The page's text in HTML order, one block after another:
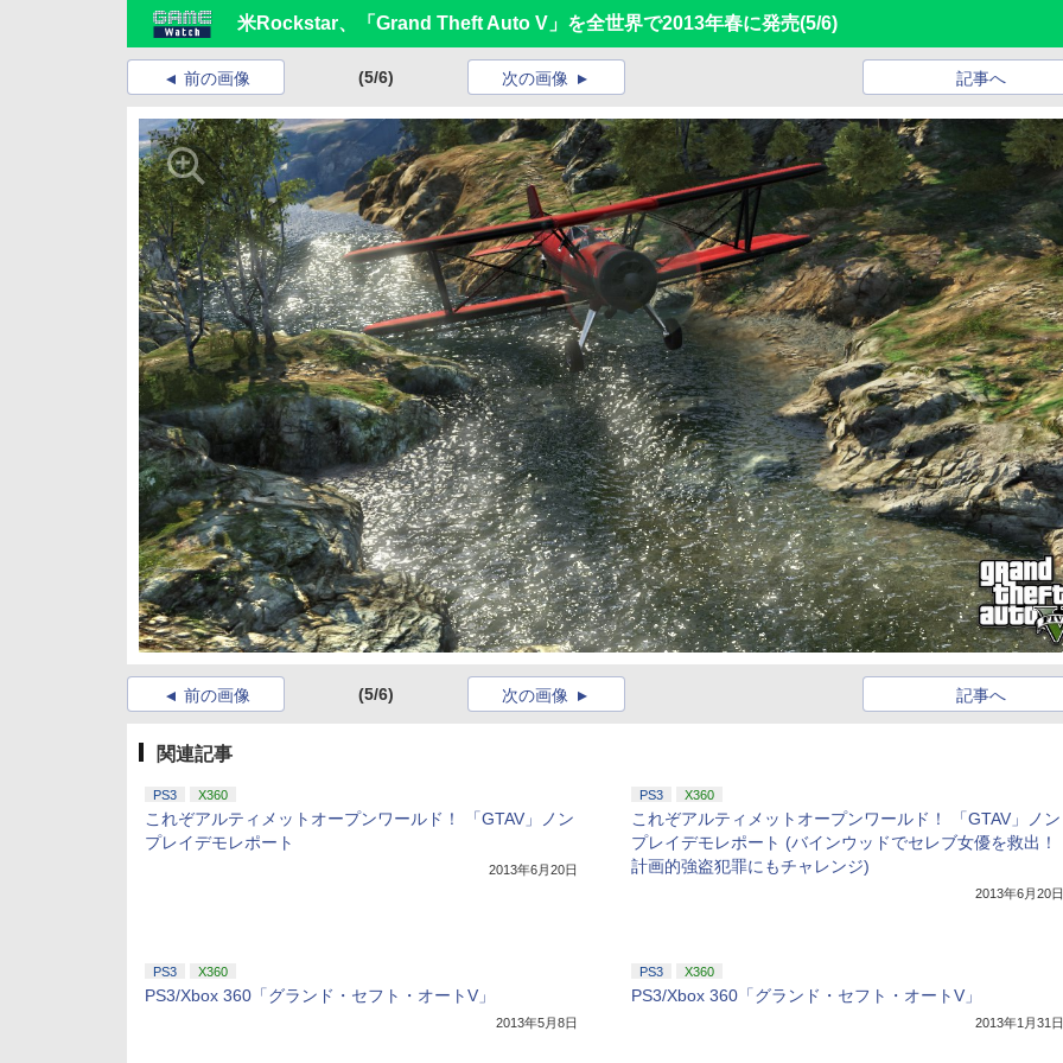
米Rockstar、「Grand Theft Auto V」を全世界で2013年春に発売(5/6)
前の画像 (5/6) 記事へ
次の画像
前の画像 (5/6) 記事へ
次の画像
関連記事
PS3 X360
これぞアルティメットオープンワールド！ 「GTAV」ノン
プレイデモレポート
2013年6月20日
PS3 X360
これぞアルティメットオープンワールド！ 「GTAV」ノン
プレイデモレポート (バインウッドでセレブ女優を救出！
計画的強盗犯罪にもチャレンジ)
2013年6月20日
PS3 X360
PS3/Xbox 360「グランド・セフト・オートV」
2013年5月8日
PS3 X360
PS3/Xbox 360「グランド・セフト・オートV」
2013年1月31日